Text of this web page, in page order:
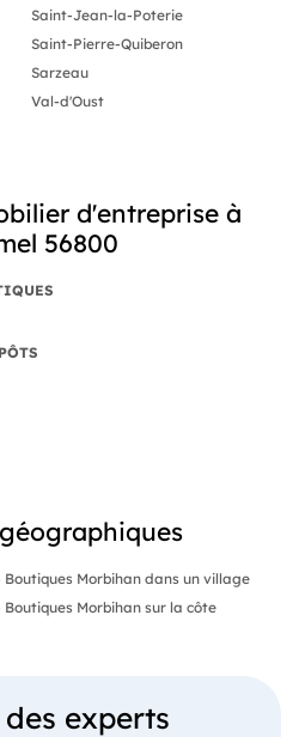
Saint-Jean-la-Poterie
Saint-Pierre-Quiberon
Sarzeau
Val-d'Oust
d'entreprise à
56800
Morbihan dans un village
Morbihan sur la côte
experts